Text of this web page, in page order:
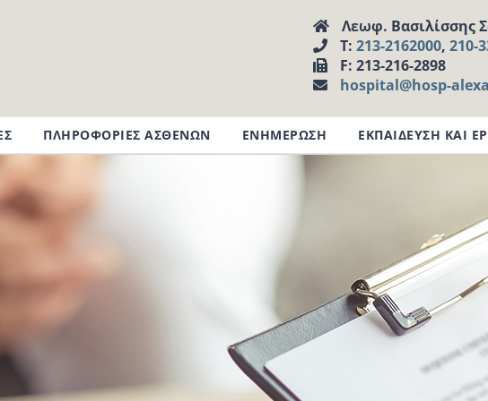
Λεωφ. Βασιλίσσης
Τ: 213-2162000, 210-
F: 213-216-2898
hospital@hosp-
ΠΛΗΡΟΦΟΡΙΕΣ ΑΣΘΕΝΩΝ ΕΝΗΜΕΡΩΣΗ ΕΚΠΑΙΔΕΥΣΗ ΚΑΙ